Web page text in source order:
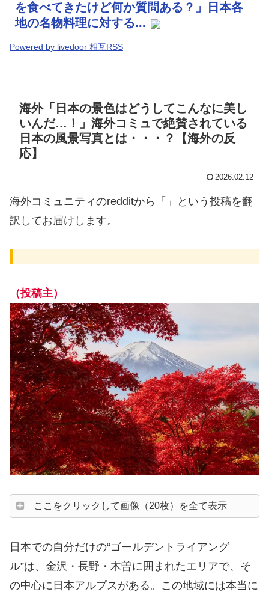
を食べてきたけど何か質問ある？」日本各
地の名物料理に対する...
Powered by livedoor 相互RSS
海外「日本の景色はどうしてこんなに美し
いんだ…！」海外コミュで絶賛されている
日本の風景写真とは・・・？【海外の反
応】
2026.02.12
海外コミュニティのredditから「」という投稿を翻
訳してお届けします。
（投稿主）
ここをクリックして画像（20枚）を全て表示
日本での自分だけの“ゴールデントライアング
ル”は、金沢・長野・木曽に囲まれたエリアで、そ
の中心に日本アルプスがある。この地域には本当に